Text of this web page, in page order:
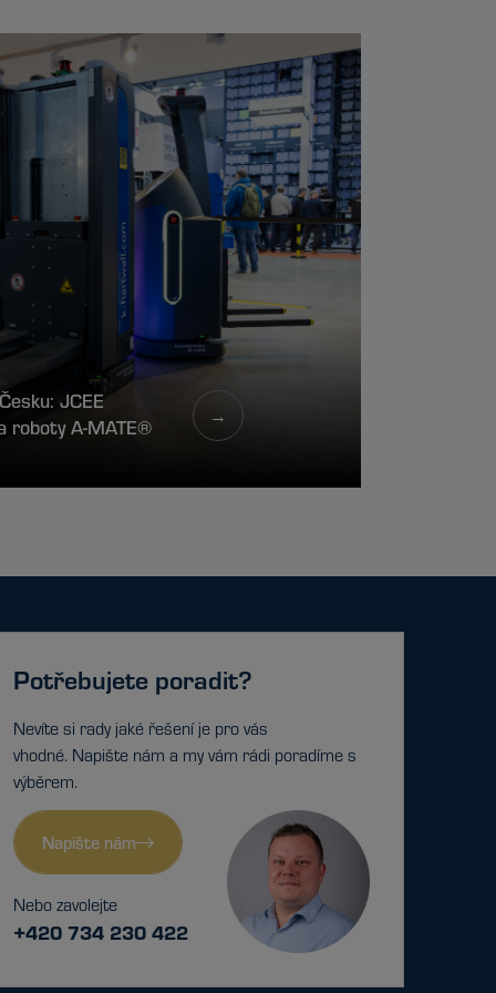
JCEE
roboty A-MATE®
→
Potřebujete poradit?
Nevíte si rady jaké řešení je pro vás
vhodné. Napište nám a my vám rádi poradíme s
výběrem.
Napište nám
Nebo zavolejte
+420 734 230 422